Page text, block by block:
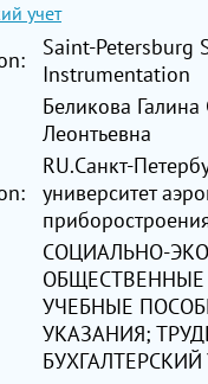
учет
Saint-Petersburg
Instrumentation
Беликова
Леонтьевна
RU.Санкт-
университет
СОЦИАЛЬНО-
УЧЕБНЫЕ
УКАЗАНИЯ;
БУХГАЛТЕРСКИЙ